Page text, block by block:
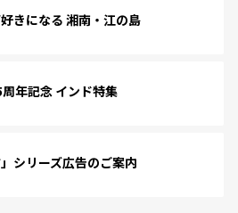
きになる 湘南・江の島
年記念 インド特集
」シリーズ広告のご案内